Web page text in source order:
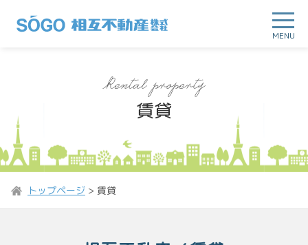
MENU
賃貸
トップページ > 賃貸